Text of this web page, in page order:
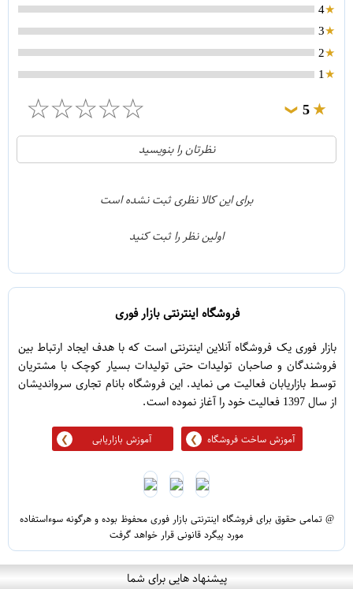
4
3
2
1
5
❯
☆
☆
☆
☆
☆
1
0
نظرتان را بنویسید
برای این کالا نظری ثبت نشده است
اولین نظر را ثبت کنید
فروشگاه اینترنتی بازار فوری
بازار فوری یک فروشگاه آنلاین اینترنتی است که با هدف ایجاد ارتباط بین
فروشندگان و صاحبان تولیدات حتی تولیدات بسیار کوچک با مشتریان
توسط بازاریابان فعالیت می نماید. این فروشگاه بانام تجاری سرواندیشان
از سال 1397 فعالیت خود را آغاز نموده است.
آموزش ساخت فروشگاه آموزش بازاریابی
@ تمامی حقوق برای فروشگاه اینترنتی بازار فوری محفوظ بوده و هرگونه سوءاستفاده
مورد پیگرد قانونی قرار خواهد گرفت
پیشنهاد هایی برای شما